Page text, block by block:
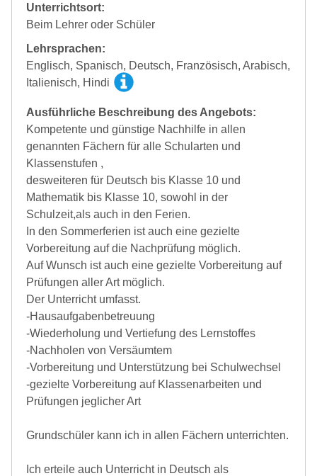
Unterrichtsort:
Beim Lehrer oder Schüler
Lehrsprachen:
Englisch, Spanisch, Deutsch, Französisch, Arabisch,
Italienisch, Hindi
Ausführliche Beschreibung des Angebots:
Kompetente und günstige Nachhilfe in allen
genannten Fächern für alle Schularten und
Klassenstufen ,
desweiteren für Deutsch bis Klasse 10 und
Mathematik bis Klasse 10, sowohl in der
Schulzeit,als auch in den Ferien.
In den Sommerferien ist auch eine gezielte
Vorbereitung auf die Nachprüfung möglich.
Auf Wunsch ist auch eine gezielte Vorbereitung auf
Prüfungen aller Art möglich.
Der Unterricht umfasst.
-Hausaufgabenbetreuung
-Wiederholung und Vertiefung des Lernstoffes
-Nachholen von Versäumtem
-Vorbereitung und Unterstützung bei Schulwechsel
-gezielte Vorbereitung auf Klassenarbeiten und
Prüfungen jeglicher Art
Grundschüler kann ich in allen Fächern unterrichten.
Ich erteile auch Unterricht in Deutsch als